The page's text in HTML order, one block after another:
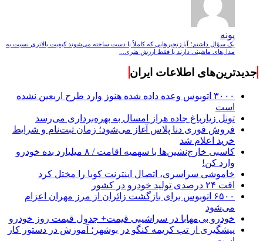
پونه
یک سؤال داشتم؛ آیا زنجیرهایی که کاملاً با دست ساخته می‌شوند کیفیت بالاتری نسبت به
مدل‌های ماشینی دارند یا فقط ارزش هنری...
جدیدترین‌های اطلاعات ایران
۳۰۰۰ اتوبوس وعده داده شده هنوز وارد طرح اربعین نشده
است
تونل زیارباغ جاده هراز امسال به بهره‌برداری می‌رسد
فروش فوری دنا پلاس آغاز می‌شود؛ زمان ثبت‌نام و شرایط
خرید اعلام شد
کاسبی خارج‌نشین‌ها با سهمیه اقامت / ۸ میلیارد بده خودرو
وارد کن!
خاموشی سراسری، اتصال اینترنت کوبا را مختل کرد
افت ۲۴ درصدی تولید خودرو در کشور
۶۵۰۰ اتوبوس برای بازگشت زائران از مرز مهران اعزام
می‌شود
خودرو بی‌مهابا در سراشیبی قیمت+ جدول قیمت روز خودرو
پیشگیری از تب کریمه کنگو در بوشهر؛ آموزش در دستور کار